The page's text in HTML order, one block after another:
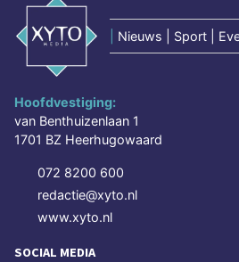
Nieuws | Sport |
Hoofdvestiging:
van Benthuizenlaan 1
1701 BZ Heerhugowaard
072 8200 600
redactie@xyto.nl
www.xyto.nl
SOCIAL MEDIA